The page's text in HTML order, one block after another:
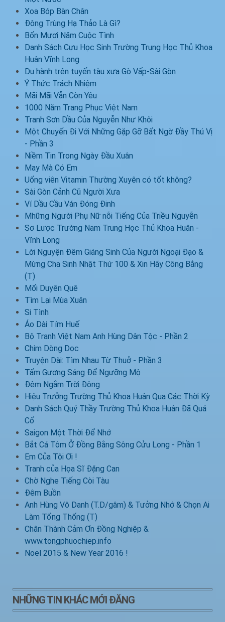
Xoa Bóp Bàn Chân
Đông Trùng Hạ Thảo Là Gì?
Bốn Mươi Năm Cuộc Tình
Danh Sách Cựu Học Sinh Trường Trung Học Thủ Khoa
Huân Vĩnh Long
Du hành trên tuyến tàu xưa Gò Vấp-Sài Gòn
Ý Thức Trách Nhiệm
Mãi Mãi Vẫn Còn Yêu
1000 Năm Trang Phục Việt Nam
Tranh Sơn Dầu Của Nguyễn Như Khôi
Một Chuyến Đi Với Những Gặp Gỡ Bất Ngờ Đầy Thú Vị
- Phần 3
Niềm Tin Trong Ngày Đầu Xuân
May Mà Có Em
Uống viên Vitamin Thường Xuyên có tốt không?
Sài Gòn Cảnh Cũ Người Xưa
Ví Dầu Cầu Ván Đóng Đinh
Mhững Người Phụ Nữ nỗi Tiếng Của Triều Nguyễn
Sơ Lược Trường Nam Trung Học Thủ Khoa Huân -
Vĩnh Long
Lời Nguyện Đêm Giáng Sinh Của Người Ngoại Đạo &
Mừng Cha Sinh Nhật Thứ 100 & Xin Hãy Công Bằng
(T)
Mối Duyên Quê
Tìm Lại Mùa Xuân
Si Tình
Áo Dài Tím Huế
Bộ Tranh Việt Nam Anh Hùng Dân Tộc - Phần 2
Chim Dòng Dọc
Truyện Dài: Tìm Nhau Từ Thuở - Phần 3
Tấm Gương Sáng Để Ngưỡng Mộ
Đêm Ngắm Trời Đông
Hiệu Trưởng Trường Thủ Khoa Huân Qua Các Thời Kỳ
Danh Sách Quý Thầy Trường Thủ Khoa Huân Đã Quá
Cố
Saigon Một Thời Để Nhớ
Bắt Cá Tôm Ở Đồng Bằng Sông Cửu Long - Phần 1
Em Của Tôi Ơi !
Tranh của Họa Sĩ Đặng Can
Chờ Nghe Tiếng Còi Tàu
Đêm Buồn
Anh Hùng Vô Danh (T.D/gâm) & Tưởng Nhớ & Chọn Ai
Làm Tổng Thống (T)
Chân Thành Cảm Ơn Đồng Nghiệp &
www.tongphuochiep.info
Noel 2015 & New Year 2016 !
NHỮNG TIN KHÁC MỚI ĐĂNG